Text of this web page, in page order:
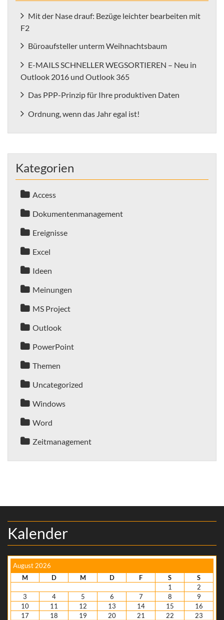
Mit der Nase drauf: Bezüge leichter bearbeiten mit
F2
Büroaufsteller unterm Weihnachtsbaum
E-MAILS SCHNELLER WEGSORTIEREN – Neu in
Outlook 2016 und Outlook 365
Das PPP-Prinzip für Ihre produktiven Daten
Ordnung, wenn das Jahr egal ist!
Kategorien
Access
Dokumentenmanagement
Ereignisse
Excel
Ideen
Meinungen
MS Project
Outlook
PowerPoint
Themen
Uncategorized
Windows
Word
Zeitmanagement
Kalender
August 2026
M
D M D F S
S
1
2
3
4 5 6 7 8
9
10
11 12 13 14 15
16
17
18 19 20 21 22
23